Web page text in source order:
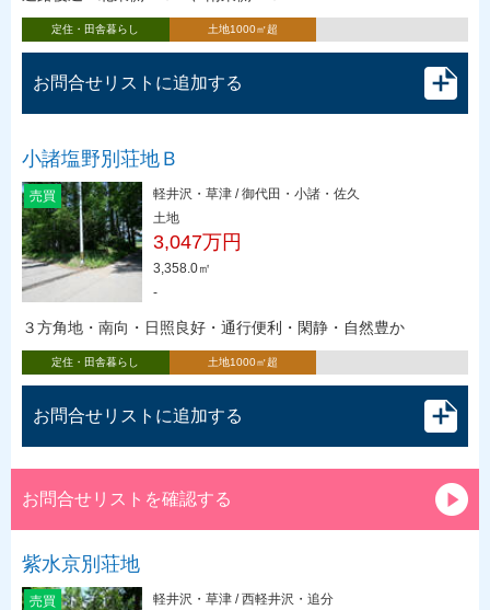
定住・田舎暮らし 土地1000㎡超
お問合せリストに追加する
小諸塩野別荘地Ｂ
売買
軽井沢・草津 / 御代田・小諸・佐久
土地
3,047万円
3,358.0㎡
-
３方角地・南向・日照良好・通行便利・閑静・自然豊か
定住・田舎暮らし 土地1000㎡超
お問合せリストに追加する
お問合せリストを確認する
紫水京別荘地
売買
軽井沢・草津 / 西軽井沢・追分